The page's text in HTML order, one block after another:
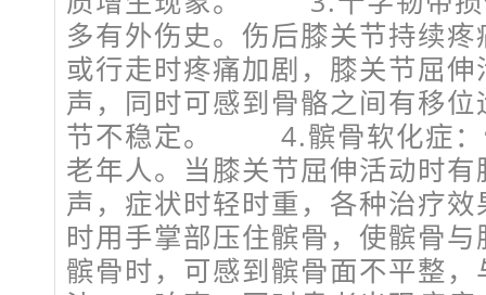
多有外伤史。伤后膝关节持续
或行走时疼痛加剧，膝关节屈
声，同时可感到骨骼之间有移
节不稳定。 4.髌骨软化症：
老年人。当膝关节屈伸活动时
声，症状时轻时重，各种治疗
时用手掌部压住髌骨，使髌骨
髌骨时，可感到髌骨面不平整